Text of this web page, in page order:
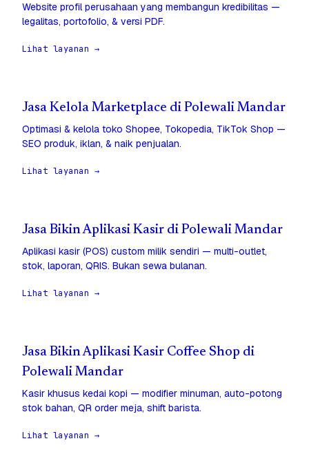
Website profil perusahaan yang membangun kredibilitas —
legalitas, portofolio, & versi PDF.
Lihat layanan →
Jasa Kelola Marketplace di Polewali Mandar
Optimasi & kelola toko Shopee, Tokopedia, TikTok Shop —
SEO produk, iklan, & naik penjualan.
Lihat layanan →
Jasa Bikin Aplikasi Kasir di Polewali Mandar
Aplikasi kasir (POS) custom milik sendiri — multi-outlet,
stok, laporan, QRIS. Bukan sewa bulanan.
Lihat layanan →
Jasa Bikin Aplikasi Kasir Coffee Shop di
Polewali Mandar
Kasir khusus kedai kopi — modifier minuman, auto-potong
stok bahan, QR order meja, shift barista.
Lihat layanan →